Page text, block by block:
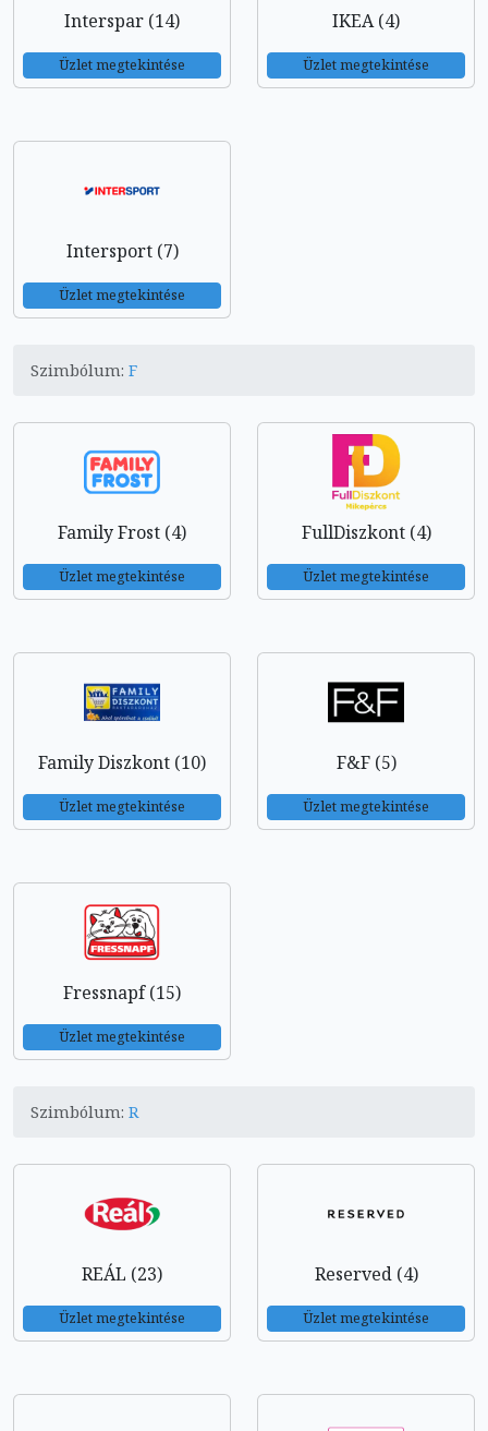
Interspar (14)
Üzlet megtekintése
IKEA (4)
Üzlet megtekintése
Intersport (7)
Üzlet megtekintése
Szimbólum: F
Family Frost (4)
Üzlet megtekintése
FullDiszkont (4)
Üzlet megtekintése
Family Diszkont (10)
Üzlet megtekintése
F&F (5)
Üzlet megtekintése
Fressnapf (15)
Üzlet megtekintése
Szimbólum: R
REÁL (23)
Üzlet megtekintése
Reserved (4)
Üzlet megtekintése